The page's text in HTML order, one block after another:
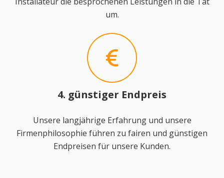
um.
4. günstiger Endpreis
Unsere langjährige Erfahrung und unsere
Firmenphilosophie führen zu fairen und günstigen
Endpreisen für unsere Kunden.